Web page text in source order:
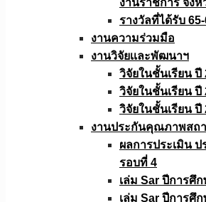
งานราชการ จัง
รางวัลที่ได้รับ
งานความร่วมมือ
งานวิจัยเเละพัฒนาฯ
วิจัยในชั้นเรียน ปี
วิจัยในชั้นเรียน ปี
วิจัยในชั้นเรียน ปี
งานประกันคุณภาพสถ
ผลการประเมิน
รอบที่ 4
เล่ม Sar ปีการศึ
เล่ม Sar ปีการศึ